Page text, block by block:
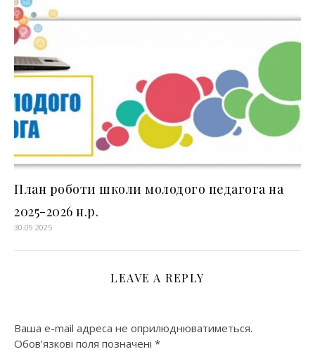
План роботи школи молодого педагога на
2025-2026 н.р.
30.09.2025
LEAVE A REPLY
Ваша e-mail адреса не оприлюднюватиметься.
Обов’язкові поля позначені *